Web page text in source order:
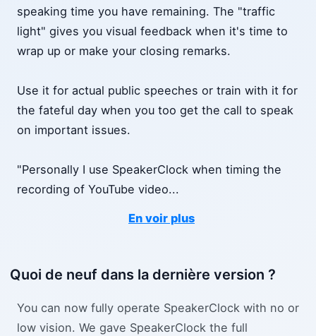
speaking time you have remaining. The "traffic
light" gives you visual feedback when it's time to
wrap up or make your closing remarks.
Use it for actual public speeches or train with it for
the fateful day when you too get the call to speak
on important issues.
"Personally I use SpeakerClock when timing the
recording of YouTube video...
En voir plus
Quoi de neuf dans la dernière version ?
You can now fully operate SpeakerClock with no or
low vision. We gave SpeakerClock the full